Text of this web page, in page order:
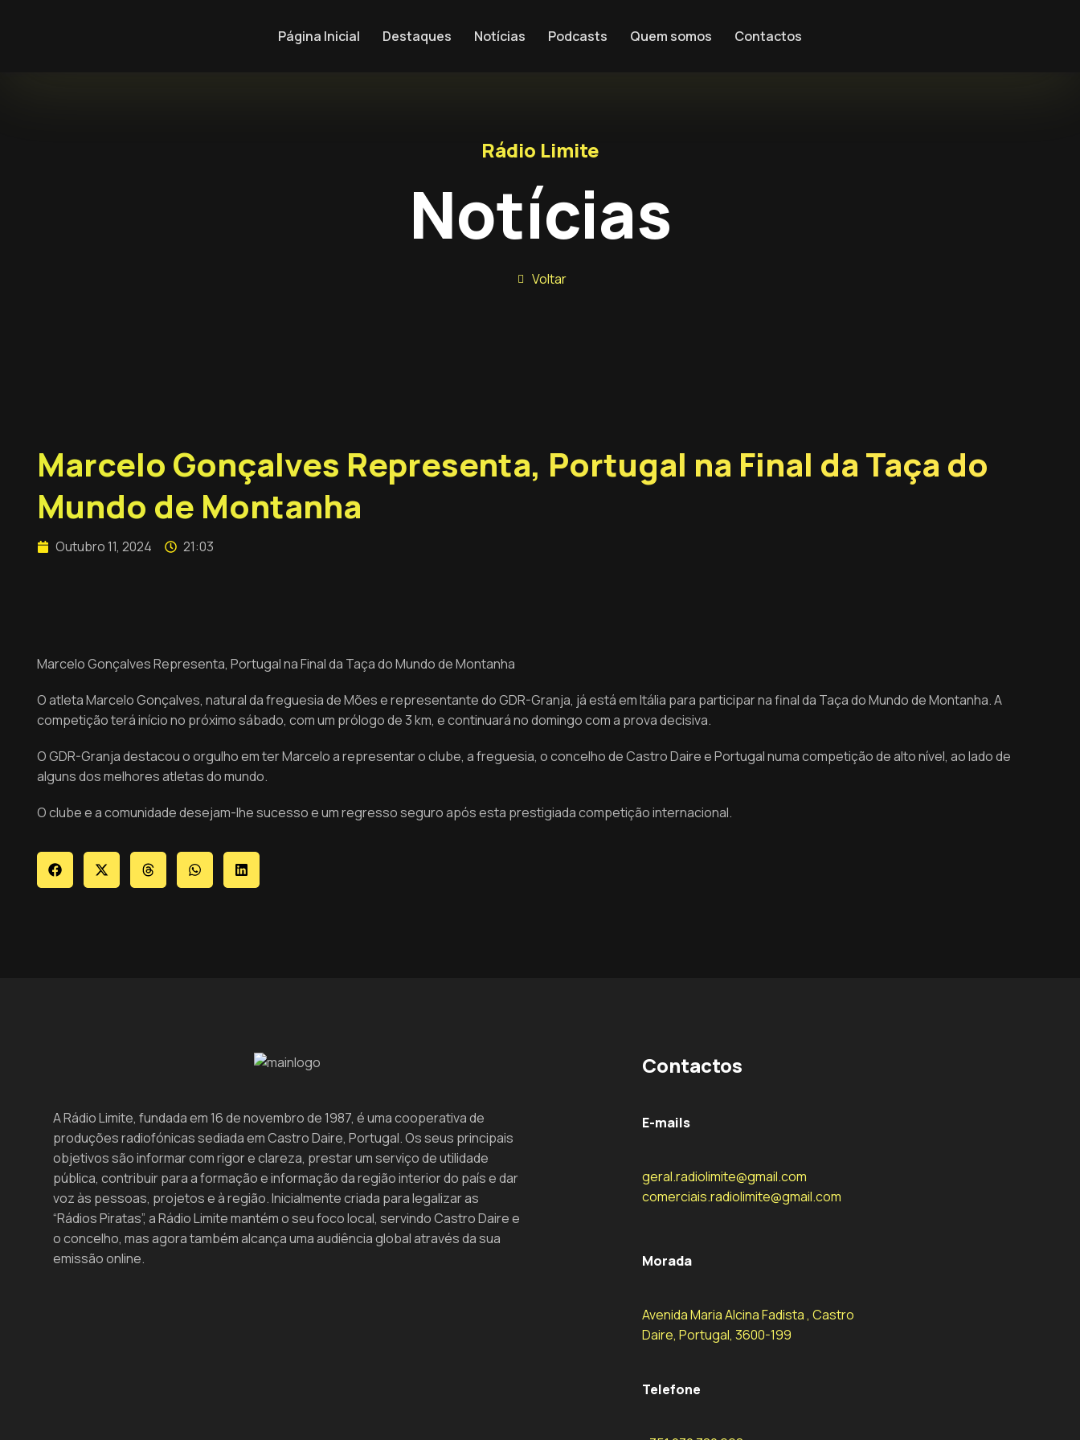
Página Inicial Destaques Notícias Podcasts Quem somos Contactos
Rádio Limite
Notícias
Voltar
Marcelo Gonçalves Representa, Portugal na Final da Taça do
Mundo de Montanha
Outubro 11, 2024 21:03
Marcelo Gonçalves Representa, Portugal na Final da Taça do Mundo de Montanha
O atleta Marcelo Gonçalves, natural da freguesia de Mões e representante do GDR-Granja, já está em Itália para participar na final da Taça do Mundo de Montanha. A
competição terá início no próximo sábado, com um prólogo de 3 km, e continuará no domingo com a prova decisiva.
O GDR-Granja destacou o orgulho em ter Marcelo a representar o clube, a freguesia, o concelho de Castro Daire e Portugal numacompetição de alto nível, ao lado de
alguns dos melhores atletas do mundo.
O clube e a comunidade desejam-lhe sucesso e um regresso seguro após esta prestigiada competição internacional.
A Rádio Limite, fundada em 16 de novembro de 1987, é uma cooperativa de
produções radiofónicas sediada em Castro Daire, Portugal. Os seus principais
objetivos são informar com rigor e clareza, prestar um serviço de utilidade
pública, contribuir para a formação e informação da região interior do país e dar
voz às pessoas, projetos e à região. Inicialmente criada para legalizar as
“Rádios Piratas”, a Rádio Limite mantém o seu foco local, servindo Castro Daire e
o concelho, mas agora também alcança uma audiência global através da sua
emissão online.
Contactos
E-mails
geral.radiolimite@gmail.com
comerciais.radiolimite@gmail.com
Morada
Avenida Maria Alcina Fadista , Castro
Daire, Portugal, 3600-199
Telefone